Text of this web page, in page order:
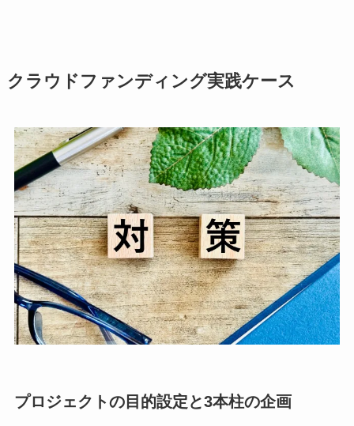
クラウドファンディング実践ケース
プロジェクトの目的設定と3本柱の企画